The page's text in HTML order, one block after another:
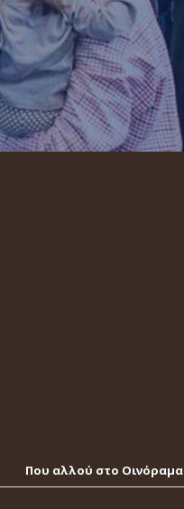
Που αλλού στο Οινόραμα